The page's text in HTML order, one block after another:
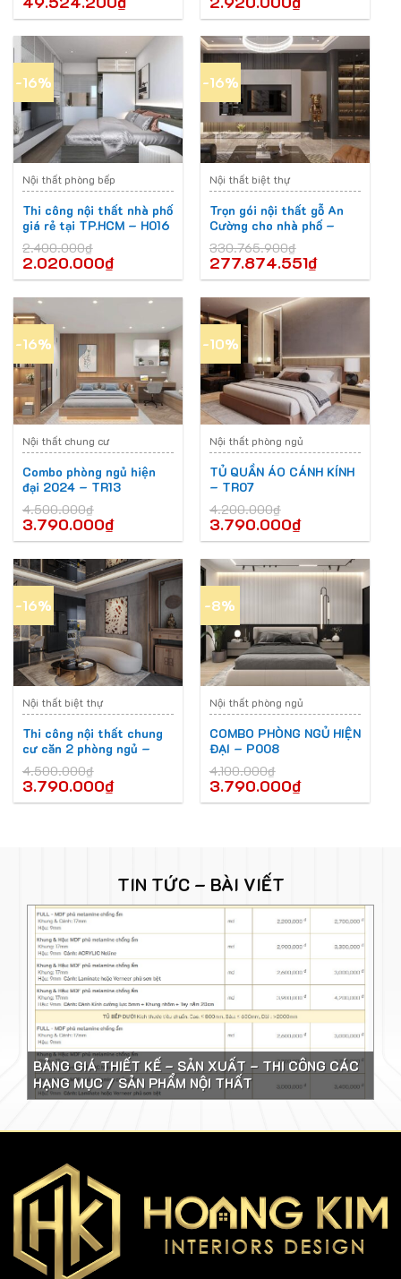
-16%
Nội thất phòng bếp
Thi công nội thất nhà phố
giá rẻ tại TP.HCM – H016
2.400.000₫
2.020.000₫
-16%
Nội thất biệt thự
Trọn gói nội thất gỗ An
Cường cho nhà phố –
N008
330.765.900₫
277.874.551₫
-16%
Nội thất chung cư
Combo phòng ngủ hiện
đại 2024 – TR13
4.500.000₫
3.790.000₫
-10%
Nội thất phòng ngủ
TỦ QUẦN ÁO CÁNH KÍNH
– TR07
4.200.000₫
3.790.000₫
-16%
Nội thất biệt thự
Thi công nội thất chung
cư căn 2 phòng ngủ –
CBPN-D023
4.500.000₫
3.790.000₫
-8%
Nội thất phòng ngủ
COMBO PHÒNG NGỦ HIỆN
ĐẠI – P008
4.100.000₫
3.790.000₫
TIN TỨC – BÀI VIẾT
BẢNG GIÁ THIẾT KẾ – SẢN XUẤT – THI CÔNG CÁC
HẠNG MỤC / SẢN PHẨM NỘI THẤT